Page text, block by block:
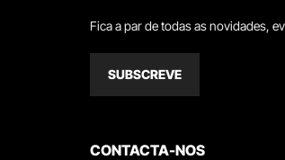
Fica a par de todas as novidades,
SUBSCREVE
CONTACTA-NOS